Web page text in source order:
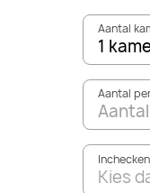
Aantal
1
Aantal
Inchecken
Kies